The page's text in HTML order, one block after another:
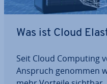
Was ist Cloud
Seit Cloud Computing
Anspruch genommen